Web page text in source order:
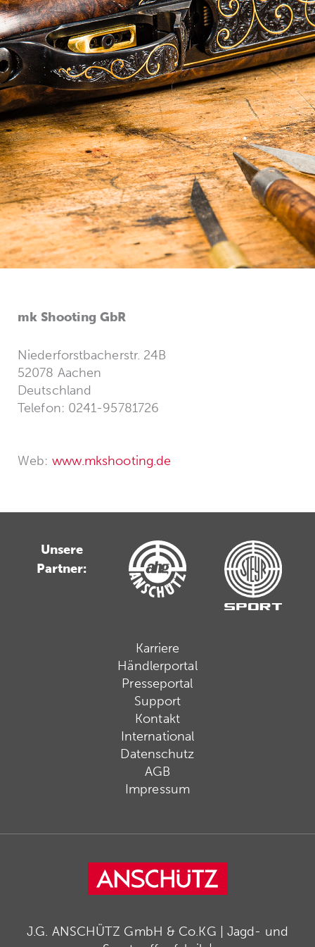
mk Shooting GbR
Niederforstbacherstr. 24B
52078 Aachen
Deutschland
Telefon: 0241-95781726
Web: www.mkshooting.de
Unsere
Partner:
Karriere
Händlerportal
Presseportal
Support
Kontakt
International
Datenschutz
AGB
Impressum
J.G. ANSCHÜTZ GmbH & Co.KG | Jagd- und